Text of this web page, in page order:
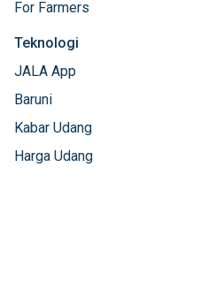
For Farmers
Teknologi
JALA App
Baruni
Kabar Udang
Harga Udang